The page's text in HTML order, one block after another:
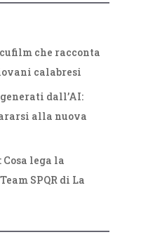
che racconta
calabresi
dall’AI:
alla nuova
lega la
SPQR di La